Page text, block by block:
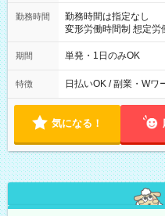
勤務時間
勤務時間は指定なし
変形労働時間制 想定労働時間170
10/26 全日共通 08：
～9/19のみ下記シフトも
00
期間 単発・1日のみOK
特徴 日払いOK / 副業・Wワ
気になる！